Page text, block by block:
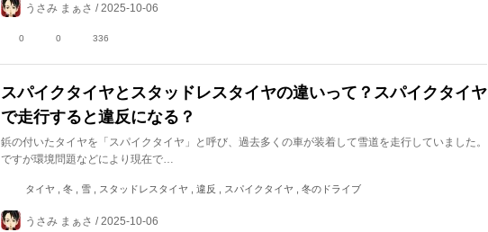
うさみ まぁさ / 2025-10-06
0 0 336
スパイクタイヤとスタッドレスタイヤの違いって？スパイクタイヤ
で走行すると違反になる？
鋲の付いたタイヤを「スパイクタイヤ」と呼び、過去多くの車が装着して雪道を走行していました。
ですが環境問題などにより現在で…
タイヤ , 冬 , 雪 , スタッドレスタイヤ , 違反 , スパイクタイヤ , 冬のドライブ
うさみ まぁさ / 2025-10-06